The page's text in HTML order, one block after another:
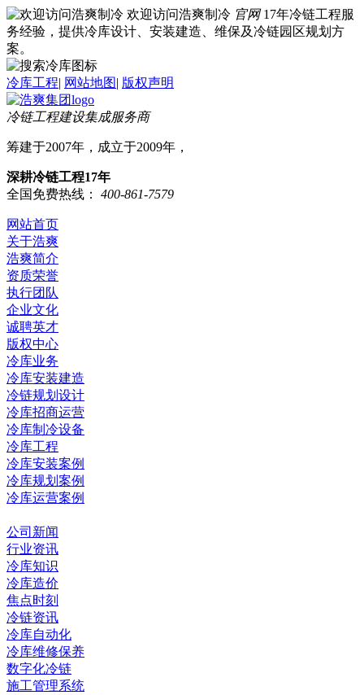
欢迎访问浩爽制冷 官网 17年冷链工程服
务经验，提供冷库设计、安装建造、维保及冷链园区规划方
案。
冷库工程| 网站地图| 版权声明
冷链工程建设集成服务商
筹建于2007年，成立于2009年，
深耕冷链工程17年
全国免费热线：
400-861-7579
网站首页
关于浩爽
浩爽简介
资质荣誉
执行团队
企业文化
诚聘英才
版权中心
冷库业务
冷库安装建造
冷链规划设计
冷库招商运营
冷库制冷设备
冷库工程
冷库安装案例
冷库规划案例
冷库运营案例
公司新闻
行业资讯
冷库知识
冷库造价
焦点时刻
冷链资讯
冷库自动化
冷库维修保养
数字化冷链
施工管理系统